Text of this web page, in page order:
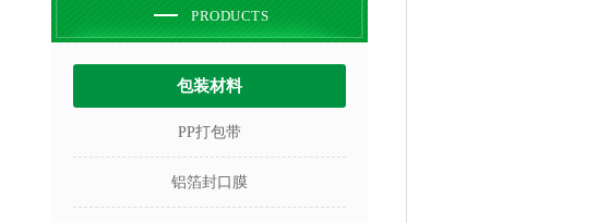
PRODUCTS
包装材料
PP打包带
铝箔封口膜